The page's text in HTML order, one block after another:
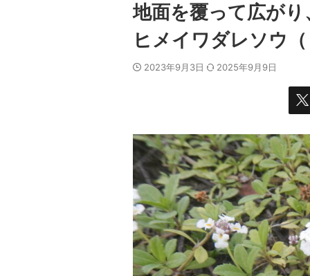
地面を覆って広が
ヒメイワダレソウ
2023年9月3日 2025年9月9日